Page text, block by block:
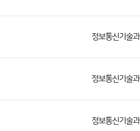
정보통신기술과
정보통신기술과
정보통신기술과